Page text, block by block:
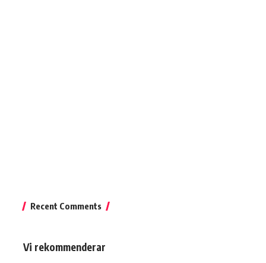
Recent Comments
Vi rekommenderar